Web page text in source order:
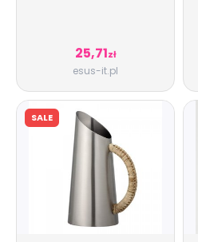
25,71zł
esus-it.pl
SALE